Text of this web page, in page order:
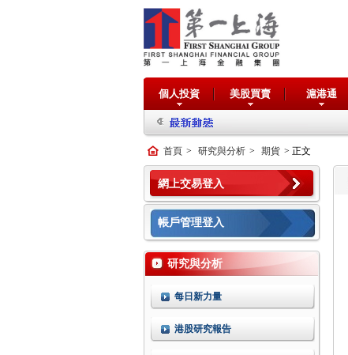
個人投資 美股買賣 滬港通
首頁 > 研究與分析 > 期貨 > 正文
網上交易登入
帳戶管理登入
研究與分析
每日新力量
港股研究報告